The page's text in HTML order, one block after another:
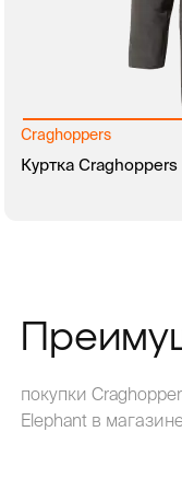
Craghoppers
Куртка
руб.
руб.
покупки
Elephant в